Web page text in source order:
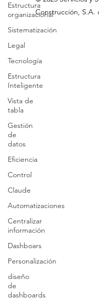
Estructura
organizacional
Sistematización
Legal
Tecnología
Estructura
Inteligente
Vista de
tabla
Gestión
de
datos
Eficiencia
Control
Claude
Automatizaciones
Centralizar
información
Dashboars
Personalización
diseño
de
dashboards
© 2025 Servicios
Construcción, S.A